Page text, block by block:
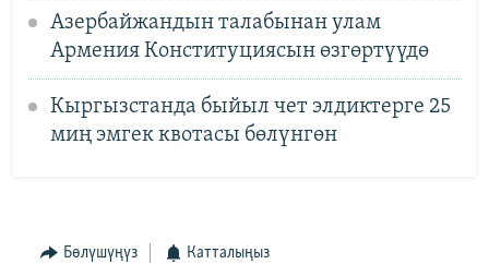
Азербайжандын талабынан улам
Армения Конституциясын өзгөртүүдө
Кыргызстанда быйыл чет элдиктерге 25
миң эмгек квотасы бөлүнгөн
Бөлүшүңүз Катталыңыз